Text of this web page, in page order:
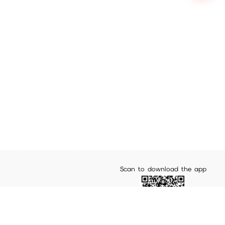
Scan to download the app